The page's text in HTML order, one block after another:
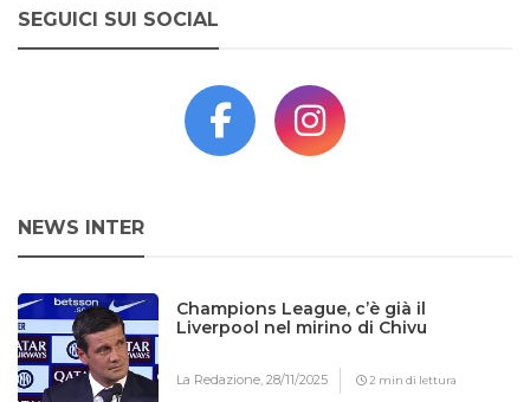
SEGUICI SUI SOCIAL
NEWS INTER
Champions League, c’è già il
Liverpool nel mirino di Chivu
La Redazione,28/11/2025 2 min di lettura